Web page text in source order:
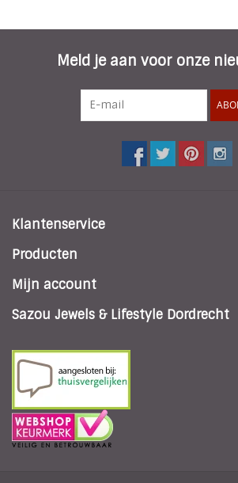
Lengte collier:
38 cm
Dikte collier:
Doorsnee oorbellen
Meld je aan voor onze
Klantenservice
Producten
Mijn account
Sazou Jewels & Lifestyle Dordrecht